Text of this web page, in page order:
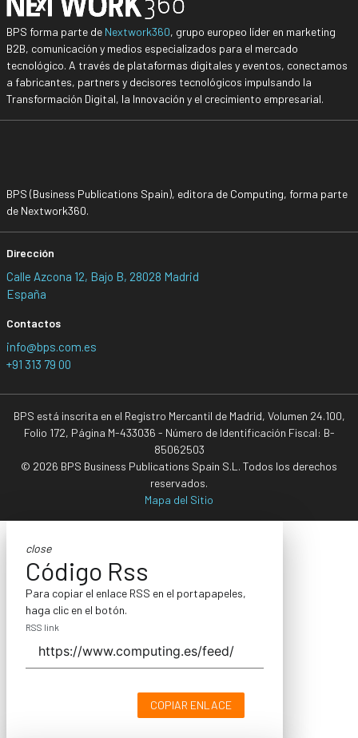
BPS forma parte de Nextwork360, grupo europeo líder en marketing
B2B, comunicación y medios especializados para el mercado
tecnológico. A través de plataformas digitales y eventos, conectamos
a fabricantes, partners y decisores tecnológicos impulsando la
Transformación Digital, la Innovación y el crecimiento empresarial.
BPS (Business Publications Spain), editora de Computing, forma parte
de Nextwork360.
Dirección
Calle Azcona 12, Bajo B, 28028 Madrid
España
Contactos
info@bps.com.es
+91 313 79 00
BPS está inscrita en el Registro Mercantil de Madrid, Volumen 24.100,
Folio 172, Página M-433036 - Número de Identificación Fiscal: B-
85062503
© 2026 BPS Business Publications Spain S.L. Todos los derechos
reservados.
Mapa del Sitio
close
Código Rss
Para copiar el enlace RSS en el portapapeles,
haga clic en el botón.
RSS link
COPIAR ENLACE